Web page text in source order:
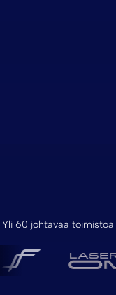
Yli 60 johtavaa